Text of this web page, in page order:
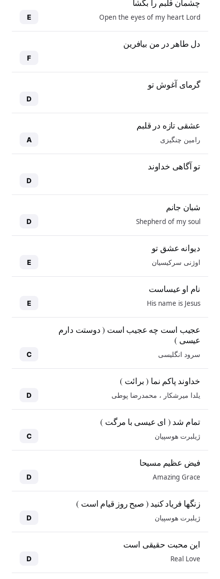
چشمان قلبم را بگشا
Open the eyes of my heart Lord
E
دل طاهر در من بیافرین
F
گرمای آغوش تو
D
عشقی تازه در قلبم
رامین چنگیزی A
تو آگاهی خداوند
D
شبان جانم
Shepherd of my soul
D
دیوانه عشق تو
اوژنی سرکیسیان E
نام او عیساست
His name is Jesus
E
عجیب است چه عجیب است ( دوستت دارم
عیسی )
سرود انگلیسی C
خداوند پاکم نما ( برائت )
یلدا میرشکار ، محمدرضا پوطی D
تمام شد ( ای عیسی با مرگت )
ژیلبرت هوسپیان C
فیض عظیم مسیحا
Amazing Grace
D
زنگها فریاد کنید ( صبح روز قیام است )
ژیلبرت هوسپیان D
این محبت حقیقی است
Real Love
D